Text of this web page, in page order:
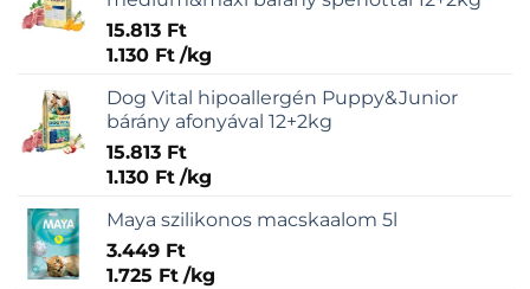
15.813 Ft
1.130 Ft /kg
Dog Vital hipoallergén Puppy&Junior
bárány afonyával 12+2kg
15.813 Ft
1.130 Ft /kg
Maya szilikonos macskaalom 5l
3.449 Ft
1.725 Ft /kg